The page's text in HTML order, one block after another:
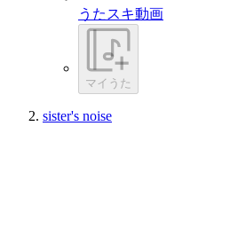
うたスキ動画
マイうた
sister's noise